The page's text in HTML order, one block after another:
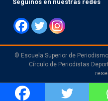
Seguinos en nuestras redes
© Escuela Superior de
Círculo de Periodistas